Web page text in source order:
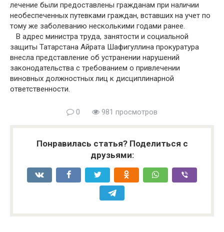
лечение были предоставлены гражданам при наличии
необеспеченных путевками граждан, вставших на учет по
тому же заболеванию несколькими годами ранее.
В адрес министра труда, занятости и социальной
защиты Татарстана Айрата Шафигуллина прокуратура
внесла представление об устранении нарушений
законодательства с требованием о привлечении
виновных должностных лиц к дисциплинарной
ответственности.
0 981 просмотров
Понравилась статья? Поделиться с
друзьями: